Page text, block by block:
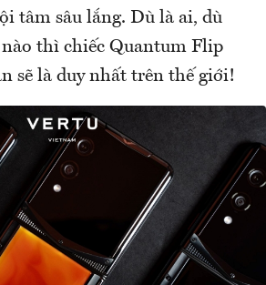
tâm sâu lắng. Dù là ai, dù
thì chiếc Quantum Flip
sẽ là duy nhất trên thế giới!